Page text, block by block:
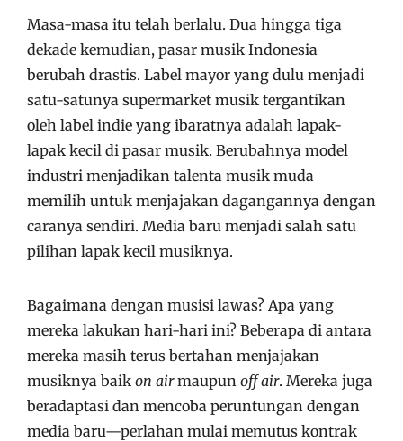
Masa-masa itu telah berlalu. Dua hingga tiga
dekade kemudian, pasar musik Indonesia
berubah drastis. Label mayor yang dulu menjadi
satu-satunya supermarket musik tergantikan
oleh label indie yang ibaratnya adalah lapak-
lapak kecil di pasar musik. Berubahnya model
industri menjadikan talenta musik muda
memilih untuk menjajakan dagangannya dengan
caranya sendiri. Media baru menjadi salah satu
pilihan lapak kecil musiknya.
Bagaimana dengan musisi lawas? Apa yang
mereka lakukan hari-hari ini? Beberapa di antara
mereka masih terus bertahan menjajakan
musiknya baik on airmaupun off air. Mereka juga
beradaptasi dan mencoba peruntungan dengan
media baru—perlahan mulai memutus kontrak